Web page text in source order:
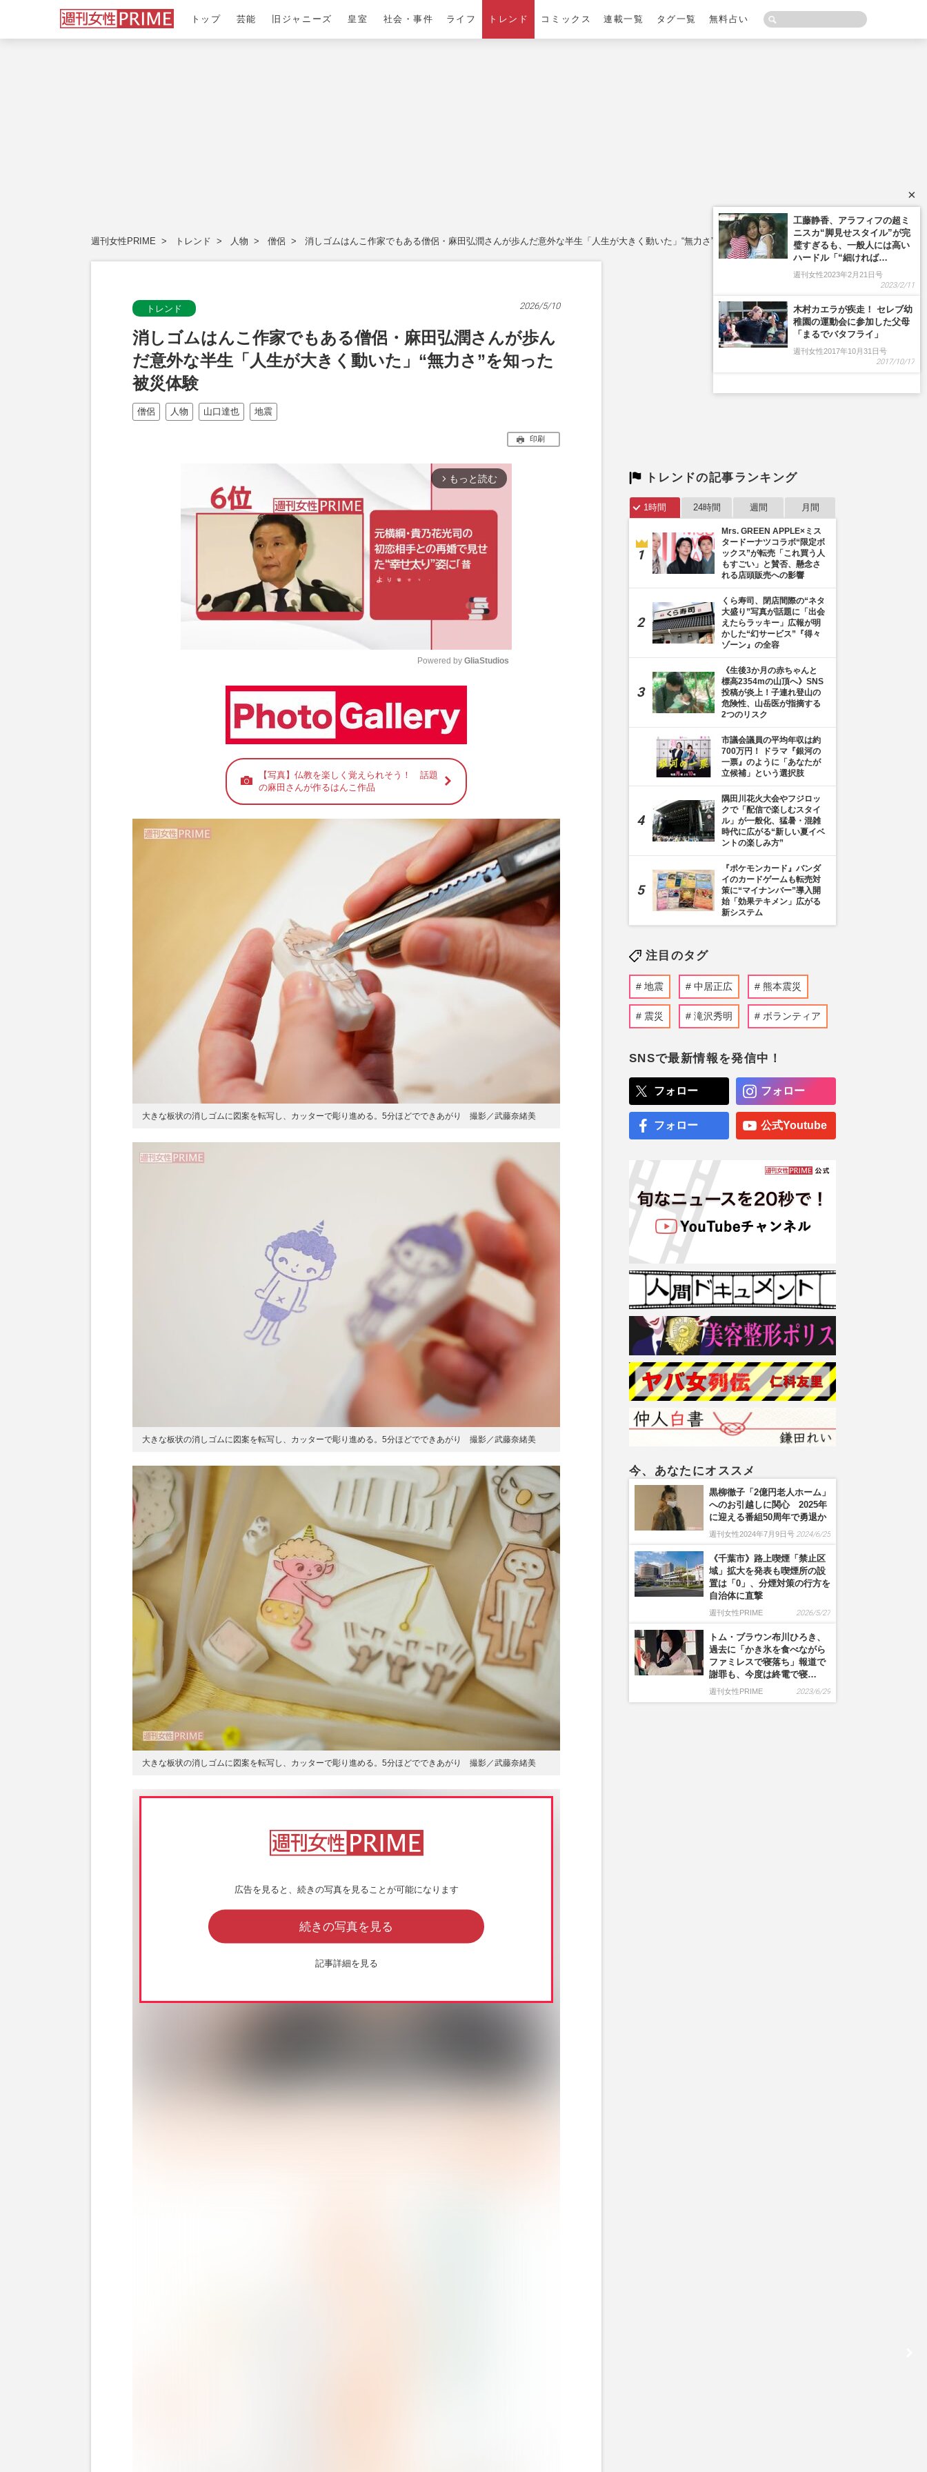
トップ 芸能 旧ジャニーズ 皇室 社会・事件 ライフ トレンド コミックス 連載一覧 タグ一覧 無料占い
週刊女性PRIME トレンド 人物 僧侶 消しゴムはんこ作家でもある僧侶・麻田弘潤さんが歩んだ意外な半生「人生が大きく動いた」“無力さ”を知った被災体験
トレンド 2026/5/10
消しゴムはんこ作家でもある僧侶・麻田弘潤さんが歩ん
だ意外な半生「人生が大きく動いた」“無力さ”を知った
被災体験
僧侶 人物 山口達也 地震
印刷
arrow_forward_ios もっと読む
u
e
Powered by GliaStudios
【写真】仏教を楽しく覚えられそう！ 話題
の麻田さんが作るはんこ作品
大きな板状の消しゴムに図案を転写し、カッターで彫り進める。5分ほどでできあがり 撮影／武藤奈緒美
大きな板状の消しゴムに図案を転写し、カッターで彫り進める。5分ほどでできあがり 撮影／武藤奈緒美
大きな板状の消しゴムに図案を転写し、カッターで彫り進める。5分ほどでできあがり 撮影／武藤奈緒美
広告を見ると、続きの写真を見ることが可能になります
続きの写真を見る
記事詳細を見る
トレンドの記事ランキング
1時間 24時間 週間 月間
Mrs. GREEN APPLE×ミス
タードーナツコラボ“限定ボ
ックス”が転売「これ買う人
もすごい」と賛否、懸念さ
れる店頭販売への影響
くら寿司、閉店間際の“ネタ
大盛り”写真が話題に「出会
えたらラッキー」広報が明
かした“幻サービス”『得々
ゾーン』の全容
《生後3か月の赤ちゃんと
標高2354mの山頂へ》SNS
投稿が炎上！子連れ登山の
危険性、山岳医が指摘する
2つのリスク
市議会議員の平均年収は約
700万円！ ドラマ『銀河の
一票』のように「あなたが
立候補」という選択肢
隅田川花火大会やフジロッ
クで「配信で楽しむスタイ
ル」が一般化、猛暑・混雑
時代に広がる“新しい夏イベ
ントの楽しみ方”
『ポケモンカード』バンダ
イのカードゲームも転売対
策に“マイナンバー”導入開
始「効果テキメン」広がる
新システム
注目のタグ
地震 中居正広 熊本震災
震災 滝沢秀明 ボランティア
SNSで最新情報を発信中！
フォロー フォロー
フォロー 公式Youtube
今、あなたにオススメ
黒柳徹子「2億円老人ホーム」
へのお引越しに関心 2025年
に迎える番組50周年で勇退か
週刊女性2024年7月9日号 2024/6/25
《千葉市》路上喫煙「禁止区
域」拡大を発表も喫煙所の設
置は「0」、分煙対策の行方を
自治体に直撃
週刊女性PRIME 2026/5/27
トム・ブラウン布川ひろき、
過去に「かき氷を食べながら
ファミレスで寝落ち」報道で
謝罪も、今度は終電で寝…
週刊女性PRIME 2023/6/29
×